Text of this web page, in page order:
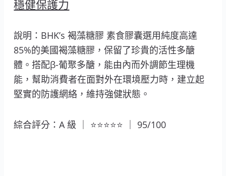
穩健保護力
說明：BHK’s 褐藻糖膠 素食膠囊選用純度高達
85%的美國褐藻糖膠，保留了珍貴的活性多醣
體。搭配β-葡聚多醣，能由內而外調節生理機
能，幫助消費者在面對外在環境壓力時，建立起
堅實的防護網絡，維持強健狀態。
綜合評分：A 級 ｜ ⭐⭐⭐⭐⭐ ｜ 95/100